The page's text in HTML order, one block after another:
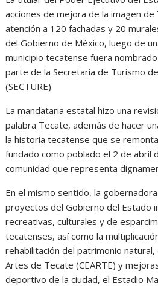
acciones de mejora de la imagen
atención a 120 fachadas y 20
del Gobierno de México, luego de
municipio tecatense fuera
parte de la Secretaría de Turismo
(SECTURE).
La mandataria estatal hizo una
palabra Tecate, además de hacer
la historia tecatense que se
fundado como poblado el 2 de abril
comunidad que representa
En el mismo sentido, la
proyectos del Gobierno del Estado
recreativas, culturales y de
tecatenses, así como la
rehabilitación del patrimonio
Artes de Tecate (CEARTE) y
deportivo de la ciudad, el Estadio